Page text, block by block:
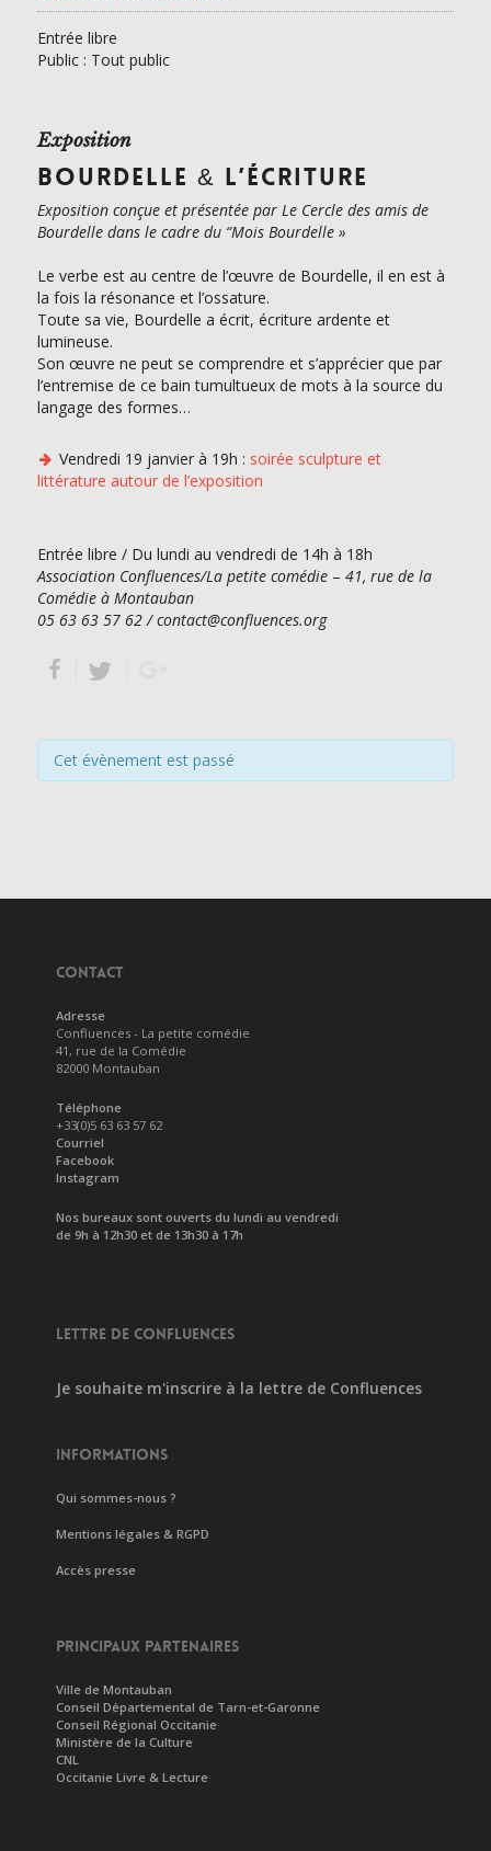
Entrée libre
Public : Tout public
Exposition
BOURDELLE & L’ÉCRITURE
Exposition conçue et présentée par Le Cercle des amis de
Bourdelle dans le cadre du “Mois Bourdelle »
Le verbe est au centre de l’œuvre de Bourdelle, il en est à
la fois la résonance et l’ossature.
Toute sa vie, Bourdelle a écrit, écriture ardente et
lumineuse.
Son œuvre ne peut se comprendre et s’apprécier que par
l’entremise de ce bain tumultueux de mots à la source du
langage des formes…
Vendredi 19 janvier à 19h : soirée sculpture et
littérature autour de l’exposition
Entrée libre / Du lundi au vendredi de 14h à 18h
Association Confluences/La petite comédie – 41, rue de la
Comédie à Montauban
05 63 63 57 62 / contact@confluences.org
Cet évènement est passé
CONTACT
Adresse
Confluences - La petite comédie
41, rue de la Comédie
82000 Montauban
Téléphone
+33(0)5 63 63 57 62
Courriel
Facebook
Instagram
Nos bureaux sont ouverts du lundi au vendredi
de 9h à 12h30 et de 13h30 à 17h
LETTRE DE CONFLUENCES
Je souhaite m'inscrire à la lettre de Confluences
INFORMATIONS
Qui sommes-nous ?
Mentions légales & RGPD
Accès presse
PRINCIPAUX PARTENAIRES
Ville de Montauban
Conseil Départemental de Tarn-et-Garonne
Conseil Régional Occitanie
Ministère de la Culture
CNL
Occitanie Livre & Lecture